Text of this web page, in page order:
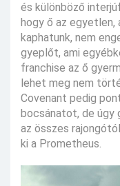
és különböző
hogy ő az
kaphatunk, nem
gyeplőt, ami
franchise az ő
lehet meg nem
Covenant pedig
bocsánatot, de úgy
az összes
ki a Prometheus.